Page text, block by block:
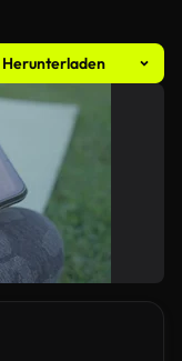
Herunterladen